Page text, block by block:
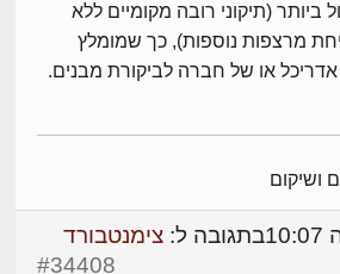
ביותר (תיקוני רובה מקומיים ללא
מרצפות נוספות), כך שמומלץ
או של חברה לביקורת מבנים.
ושיקום
בתגובה ל: צימנטבורד
#34408